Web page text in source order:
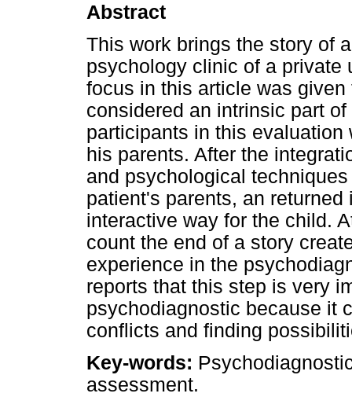
Abstract
This work brings the story of
psychology clinic of a private
focus in this article was
considered an intrinsic part
participants in this
his parents. After the
and psychological
patient's parents, an
interactive way for the child.
count the end of a story
experience in the
reports that this step is very
psychodiagnostic because it
conflicts and finding
Key-words:
assessment.